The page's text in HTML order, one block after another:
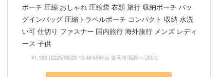
ポーチ 圧縮 おしゃれ 圧縮袋 衣類 旅行 収納ポーチ バッ
グインバッグ 圧縮トラベルポーチ コンパクト 収納 水洗
い可 仕切り ファスナー 国内旅行 海外旅行 メンズ レディ
ース 子供
¥1,180 (2025/06/20 10:48:55時点 楽天市場調べ-詳細)